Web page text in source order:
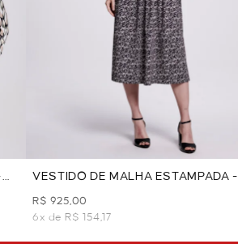
VESTIDO DE MALHA ESTAMPADA -
PRETO
R$ 925,00
6x de R$ 154,17